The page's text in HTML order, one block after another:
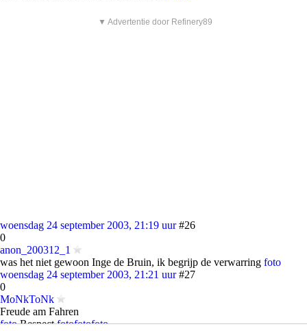
▼ Advertentie door Refinery89
woensdag 24 september 2003, 21:19 uur #26
0
anon_200312_1
was het niet gewoon Inge de Bruin, ik begrijp de verwarring foto
woensdag 24 september 2003, 21:21 uur #27
0
MoNkToNk
Freude am Fahren
fotoRespectfotofotofoto